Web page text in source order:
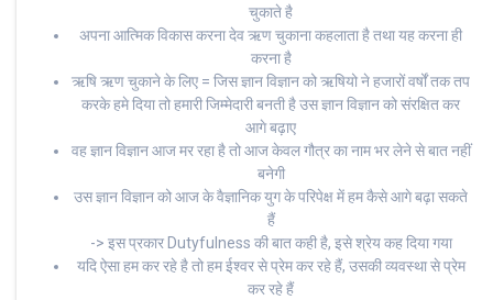
चुकाते है
अपना आत्मिक विकास करना देव ऋण चुकाना कहलाता है तथा यह करना ही
करना है
ऋषि ऋण चुकाने के लिए = जिस ज्ञान विज्ञान को ऋषियो ने हजारों वर्षों तक तप
करके हमे दिया तो हमारी जिम्मेदारी बनती है उस ज्ञान विज्ञान को संरक्षित कर
आगे बढ़ाए
वह ज्ञान विज्ञान आज मर रहा है तो आज केवल गौत्र का नाम भर लेने से बात नहीं
बनेगी
उस ज्ञान विज्ञान को आज के वैज्ञानिक युग के परिपेक्ष में हम कैसे आगे बढ़ा सकते
हैं
-> इस प्रकार Dutyfulness की बात कही है, इसे श्रेय कह दिया गया
यदि ऐसा हम कर रहे है तो हम ईश्वर से प्रेम कर रहे हैं, उसकी व्यवस्था से प्रेम
कर रहे हैं